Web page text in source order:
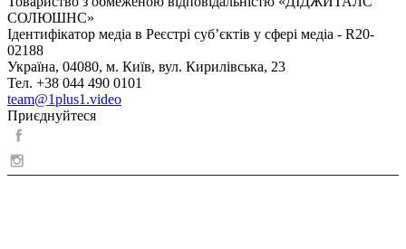
СОЛЮШНС»
Ідентифікатор медіа в Реєстрі суб’єктів у сфері медіа - R20-
02188
Україна, 04080, м. Київ, вул. Кирилівська, 23
Тел. +38 044 490 0101
team@1plus1.video
Приєднуйтеся